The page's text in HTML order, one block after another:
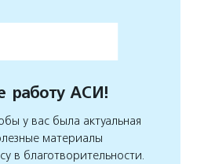
работу АСИ!
у вас была актуальная
материалы
в благотворительности.